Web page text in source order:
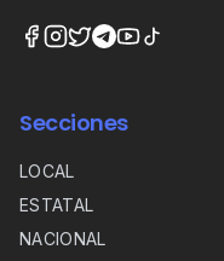
Secciones
LOCAL
ESTATAL
NACIONAL